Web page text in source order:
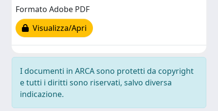
Formato Adobe PDF
Visualizza/Apri
I documenti in ARCA sono protetti da copyright
e tutti i diritti sono riservati, salvo diversa
indicazione.